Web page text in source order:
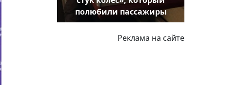
полюбили пассажиры
Реклама на сайте